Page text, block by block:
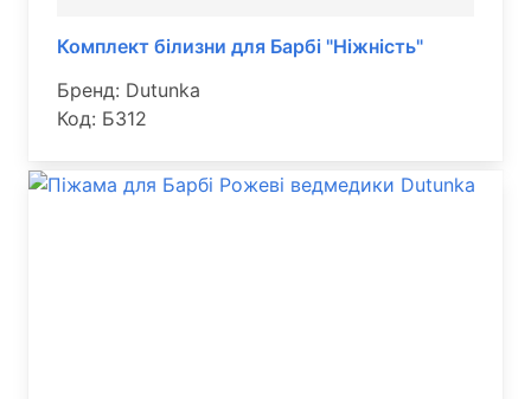
Комплект білизни для Барбі "Ніжність"
Бренд: Dutunka
Код: Б312